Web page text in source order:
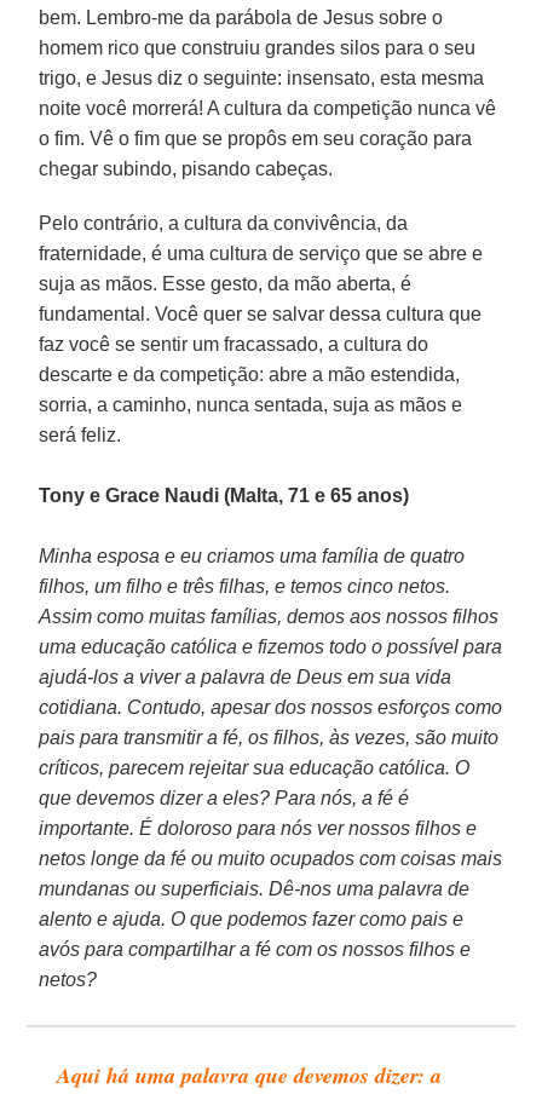
bem. Lembro-me da parábola de Jesus sobre o
homem rico que construiu grandes silos para o seu
trigo, e Jesus diz o seguinte: insensato, esta mesma
noite você morrerá! A cultura da competição nunca vê
o fim. Vê o fim que se propôs em seu coração para
chegar subindo, pisando cabeças.
Pelo contrário, a cultura da convivência, da
fraternidade, é uma cultura de serviço que se abre e
suja as mãos. Esse gesto, da mão aberta, é
fundamental. Você quer se salvar dessa cultura que
faz você se sentir um fracassado, a cultura do
descarte e da competição: abre a mão estendida,
sorria, a caminho, nunca sentada, suja as mãos e
será feliz.
Tony e Grace Naudi (Malta, 71 e 65 anos)
Minha esposa e eu criamos uma família de quatro
filhos, um filho e três filhas, e temos cinco netos.
Assim como muitas famílias, demos aos nossos filhos
uma educação católica e fizemos todo o possível para
ajudá-los a viver a palavra de Deus em sua vida
cotidiana. Contudo, apesar dos nossos esforços como
pais para transmitir a fé, os filhos, às vezes, são muito
críticos, parecem rejeitar sua educação católica. O
que devemos dizer a eles? Para nós, a fé é
importante. É doloroso para nós ver nossos filhos e
netos longe da fé ou muito ocupados com coisas mais
mundanas ou superficiais. Dê-nos uma palavra de
alento e ajuda. O que podemos fazer como pais e
avós para compartilhar a fé com os nossos filhos e
netos?
Aqui há uma palavra que devemos dizer: a